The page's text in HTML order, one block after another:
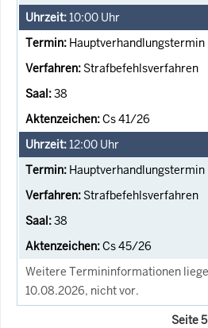
10:00 Uhr
Hauptverhandlungstermin
Strafbefehlsverfahren
38
Cs 41/26
12:00 Uhr
Hauptverhandlungstermin
Strafbefehlsverfahren
38
Cs 45/26
Weitere Termininformationen
10.08.2026, nicht vor.
Seite